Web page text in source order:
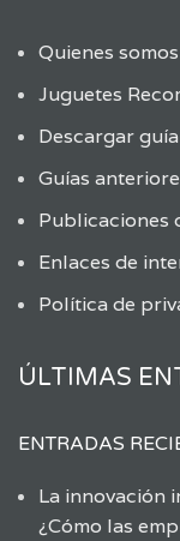
Quienes somos
Juguetes
Descargar guía
Guías
Publicaciones
Enlaces de
Política de
ÚLTIMAS
ENTRADAS
La innovación
¿Cómo las